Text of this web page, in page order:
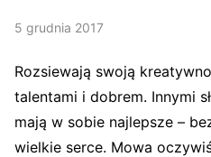
5 grudnia 2017
Rozsiewają swoją
talentami i dobrem. Innymi
mają w sobie najlepsze –
wielkie serce. Mowa